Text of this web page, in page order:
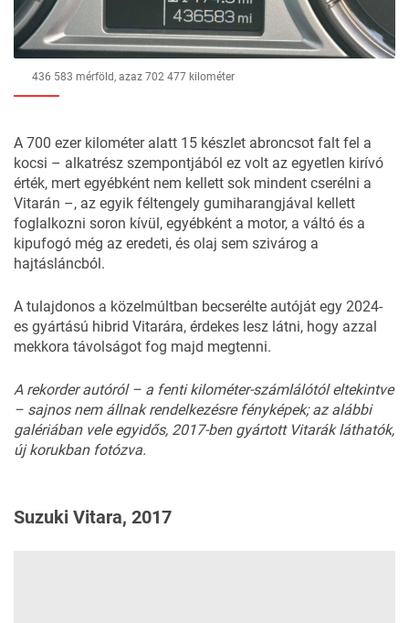
436 583 mérföld, azaz 702 477 kilométer
A 700 ezer kilométer alatt 15 készlet abroncsot falt fel a
kocsi – alkatrész szempontjából ez volt az egyetlen kirívó
érték, mert egyébként nem kellett sok mindent cserélni a
Vitarán –, az egyik féltengely gumiharangjával kellett
foglalkozni soron kívül, egyébként a motor, a váltó és a
kipufogó még az eredeti, és olaj sem szivárog a
hajtásláncból.
A tulajdonos a közelmúltban becserélte autóját egy 2024-
es gyártású hibrid Vitarára, érdekes lesz látni, hogy azzal
mekkora távolságot fog majd megtenni.
A rekorder autóról – a fenti kilométer-számlálótól eltekintve
– sajnos nem állnak rendelkezésre fényképek; az alábbi
galériában vele egyidős, 2017-ben gyártott Vitarák láthatók,
új korukban fotózva.
Suzuki Vitara, 2017